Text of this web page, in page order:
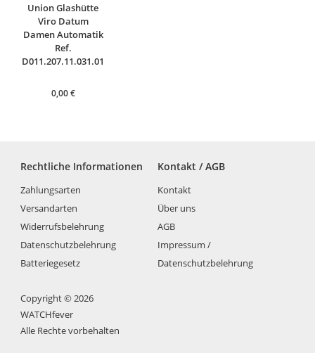
Union Glashütte
Viro Datum
Damen Automatik
Ref.
D011.207.11.031.01
0,00€
Rechtliche Informationen
Zahlungsarten
Versandarten
Widerrufsbelehrung
Datenschutzbelehrung
Batteriegesetz
Kontakt / AGB
Kontakt
Über uns
AGB
Impressum /
Datenschutzbelehrung
Copyright © 2026
WATCHfever
Alle Rechte vorbehalten